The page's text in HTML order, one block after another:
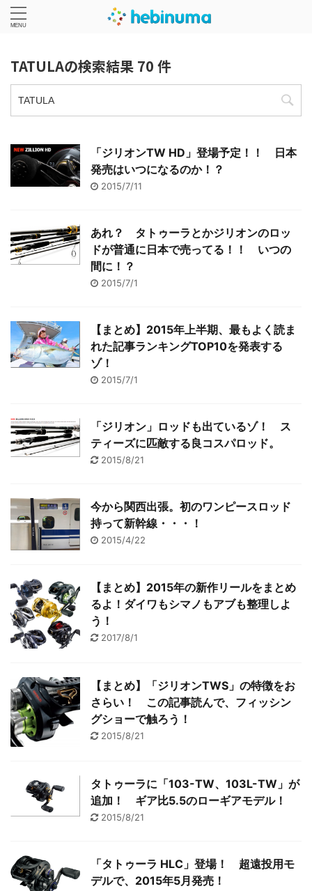
TATULAの検索結果 70 件
「ジリオンTW HD」登場予定！！ 日本
発売はいつになるのか！？
2015/7/11
あれ？ タトゥーラとかジリオンのロッ
ドが普通に日本で売ってる！！ いつの
間に！？
2015/7/1
【まとめ】2015年上半期、最もよく読ま
れた記事ランキングTOP10を発表する
ゾ！
2015/7/1
「ジリオン」ロッドも出ているゾ！ ス
ティーズに匹敵する良コスパロッド。
2015/8/21
今から関西出張。初のワンピースロッド
持って新幹線・・・！
2015/4/22
【まとめ】2015年の新作リールをまとめ
るよ！ダイワもシマノもアブも整理しよ
う！
2017/8/1
【まとめ】「ジリオンTWS」の特徴をお
さらい！ この記事読んで、フィッシン
グショーで触ろう！
2015/8/21
タトゥーラに「103-TW、103L-TW」が
追加！ ギア比5.5のローギアモデル！
2015/8/21
「タトゥーラ HLC」登場！ 超遠投用モ
デルで、2015年5月発売！